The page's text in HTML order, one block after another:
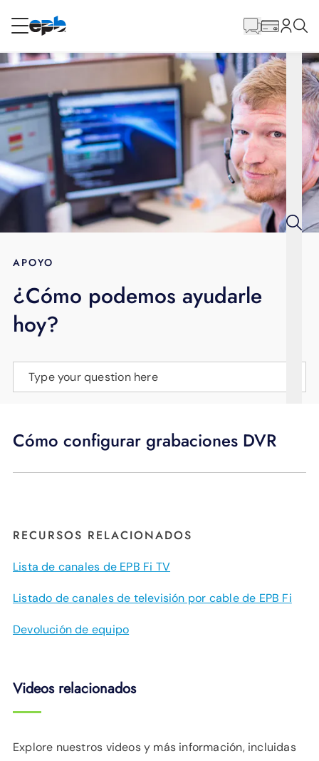
RESIDENCIAL
Internet
Energía
Televisión
BLOG
APOYO
principal
APOYO
¿Cómo podemos ayudarle
hoy?
Type your question here
Cómo configurar grabaciones DVR
RECURSOS RELACIONADOS
Lista de canales de EPB Fi TV
Listado de canales de televisión por cable de EPB Fi
Devolución de equipo
Videos relacionados
Explore nuestros videos y más información, incluidas